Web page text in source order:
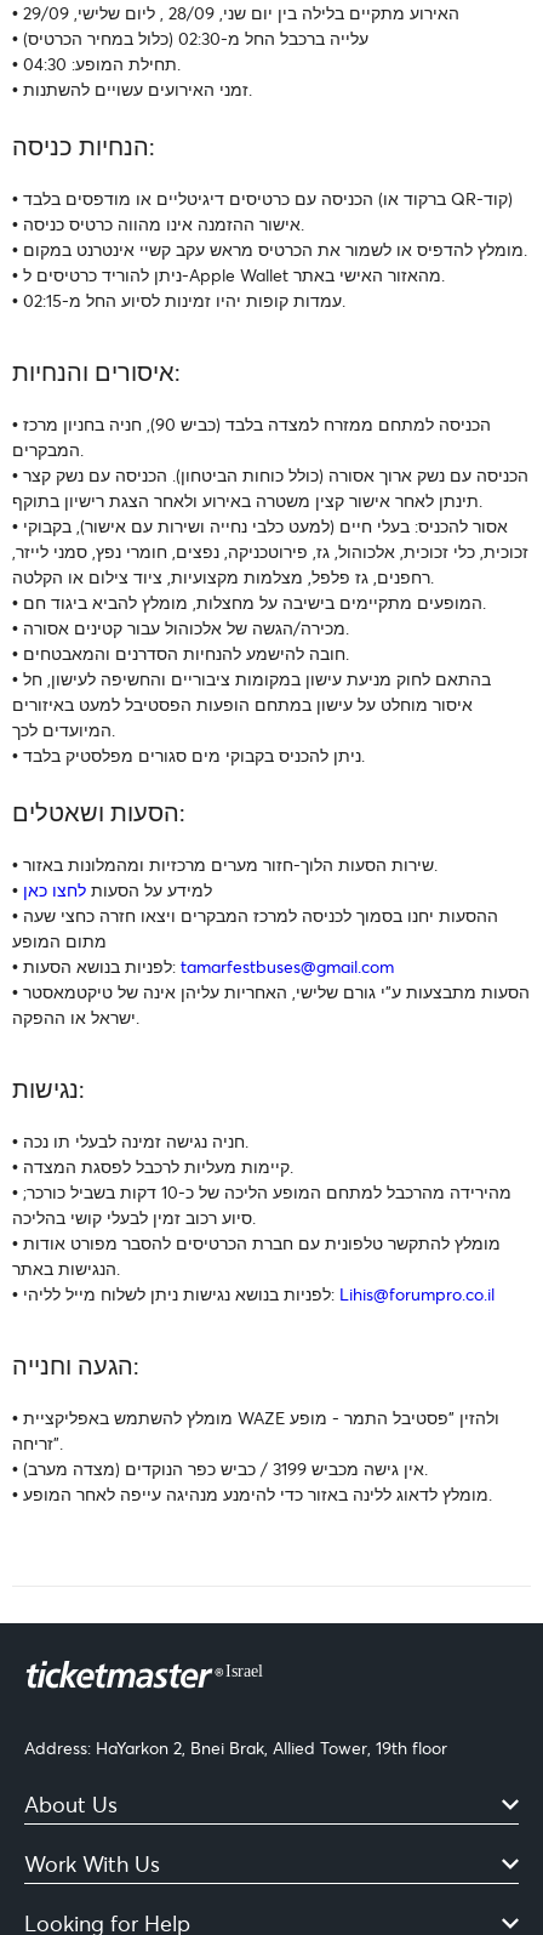
• האירוע מתקיים בלילה בין יום שני, 28/09 , ליום שלישי, 29/09
• עלייה ברכבל החל מ-02:30 (כלול במחיר הכרטיס)
• תחילת המופע: 04:30.
• זמני האירועים עשויים להשתנות.
הנחיות כניסה:
• הכניסה עם כרטיסים דיגיטליים או מודפסים בלבד (ברקוד או QR-קוד)
• אישור ההזמנה אינו מהווה כרטיס כניסה.
• מומלץ להדפיס או לשמור את הכרטיס מראש עקב קשיי אינטרנט במקום.
• ניתן להוריד כרטיסים ל-Apple Wallet מהאזור האישי באתר.
• עמדות קופות יהיו זמינות לסיוע החל מ-02:15.
איסורים והנחיות:
• הכניסה למתחם ממזרח למצדה בלבד (כביש 90), חניה בחניון מרכז
המבקרים.
• הכניסה עם נשק ארוך אסורה (כולל כוחות הביטחון). הכניסה עם נשק קצר
תינתן לאחר אישור קצין משטרה באירוע ולאחר הצגת רישיון בתוקף.
• אסור להכניס: בעלי חיים (למעט כלבי נחייה ושירות עם אישור), בקבוקי
זכוכית, כלי זכוכית, אלכוהול, גז, פירוטכניקה, נפצים, חומרי נפץ, סמני לייזר,
רחפנים, גז פלפל, מצלמות מקצועיות, ציוד צילום או הקלטה.
• המופעים מתקיימים בישיבה על מחצלות, מומלץ להביא ביגוד חם.
• מכירה/הגשה של אלכוהול עבור קטינים אסורה.
• חובה להישמע להנחיות הסדרנים והמאבטחים.
• בהתאם לחוק מניעת עישון במקומות ציבוריים והחשיפה לעישון, חל
איסור מוחלט על עישון במתחם הופעות הפסטיבל למעט באיזורים
המיועדים לכך.
• ניתן להכניס בקבוקי מים סגורים מפלסטיק בלבד.
הסעות ושאטלים:
• שירות הסעות הלוך-חזור מערים מרכזיות ומהמלונות באזור.
• למידע על הסעות לחצו כאן
• ההסעות יחנו בסמוך לכניסה למרכז המבקרים ויצאו חזרה כחצי שעה
מתום המופע
• לפניות בנושא הסעות: tamarfestbuses@gmail.com
• הסעות מתבצעות ע"י גורם שלישי, האחריות עליהן אינה של טיקטמאסטר
ישראל או ההפקה.
נגישות:
• חניה נגישה זמינה לבעלי תו נכה.
• קיימות מעליות לרכבל לפסגת המצדה.
• מהירידה מהרכבל למתחם המופע הליכה של כ-10 דקות בשביל כורכר;
סיוע רכוב זמין לבעלי קושי בהליכה.
• מומלץ להתקשר טלפונית עם חברת הכרטיסים להסבר מפורט אודות
הנגישות באתר.
• לפניות בנושא נגישות ניתן לשלוח מייל לליהי: Lihis@forumpro.co.il
הגעה וחנייה:
• מומלץ להשתמש באפליקציית WAZE ולהזין "פסטיבל התמר - מופע
זריחה".
• אין גישה מכביש 3199 / כביש כפר הנוקדים (מצדה מערב).
• מומלץ לדאוג ללינה באזור כדי להימנע מנהיגה עייפה לאחר המופע.
Address: HaYarkon 2, Bnei Brak, Allied Tower, 19th floor
About Us
Work With Us
Looking for Help